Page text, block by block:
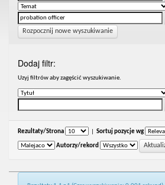
Rozpocznij nowe wyszukiwanie
Dodaj filtr:
Uzyj filtrów aby zagęścić wyszukiwanie.
Rezultaty/Strona Sortuj pozycje wg
Autorzy/rekord